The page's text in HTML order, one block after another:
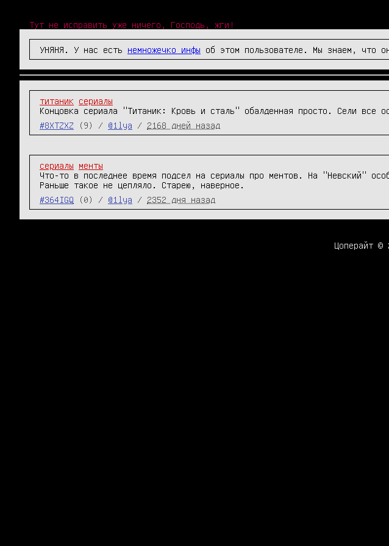
Тут не исправить уже ничего, Господь, жги!
УНЯНЯ. У нас есть немножечко инфы об этом пользователе. Мы знаем, что
титаник
сериалы
Концовка сериала "Титаник: Кровь и сталь" обалденная просто. Сели
#8XTZXZ
(9) / @1lya / 2168 дней назад
сериалы
менты
Что-то в последнее время подсел на сериалы про ментов. На "Невский"
Раньше такое не цепляло. Старею, наверное.
#364IGQ
(0) / @1lya / 2352 дня назад
Цоперайт ©